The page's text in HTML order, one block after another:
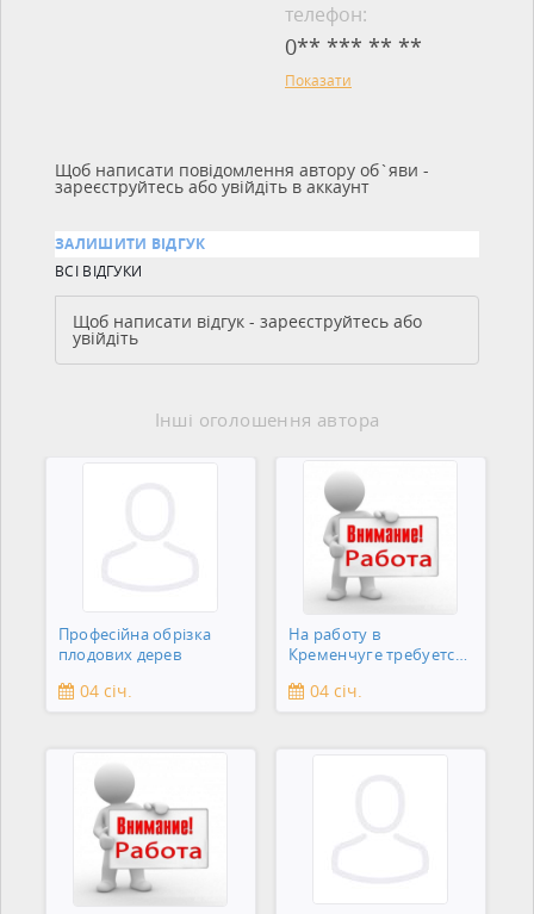
телефон:
0** *** ** **
Показати
Щоб написати повідомлення автору об`яви -
зареєструйтесь або увійдіть в аккаунт
ЗАЛИШИТИ ВІДГУК
ВСІ ВІДГУКИ
Щоб написати відгук - зареєструйтесь або
увійдіть
Інші оголошення автора
Професійна обрізка
плодових дерев
04 січ.
На работу в
Кременчуге требуется
04 січ.